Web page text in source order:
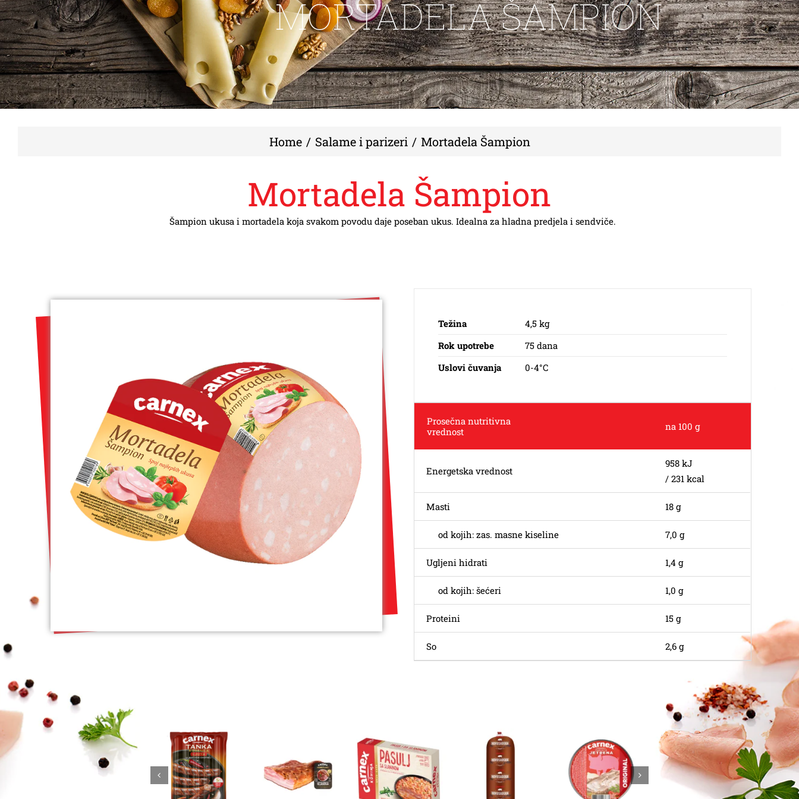
MORTADELA ŠAMPION
Home Salame i parizeri Mortadela Šampion
Mortadela Šampion
Šampion ukusa i mortadela koja svakom povodu daje poseban ukus. Idealna za hladna predjela i sendviče.
Težina
4,5 kg
Rok upotrebe
75 dana
Uslovi čuvanja
0-4°C
Prosečna nutritivna
vrednost
na 100 g
Energetska vrednost
958 kJ
/ 231 kcal
Masti 18 g
od kojih: zas. masne kiseline 7,0 g
Ugljeni hidrati 1,4 g
od kojih: šećeri 1,0 g
Proteini 15 g
So 2,6 g